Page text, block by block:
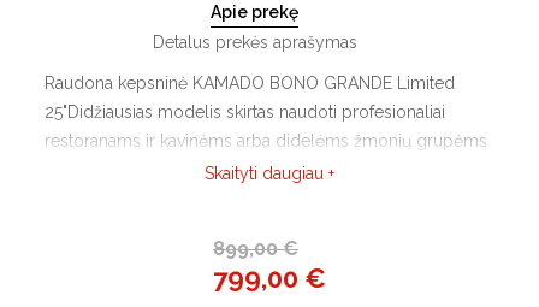
Apie prekę
Detalus prekės aprašymas
Raudona kepsninė KAMADO BONO GRANDE Limited
25"Didžiausias modelis skirtas naudoti profesionaliai
restoranams ir kavinėms arba didelėms žmonių grupėms
(12-15 ir daugiau asm.).Skaityti daugiau +
899,00 €
799,00 €